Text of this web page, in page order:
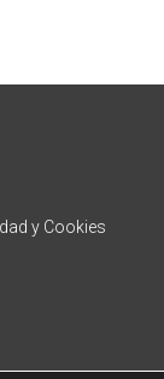
y Cookies